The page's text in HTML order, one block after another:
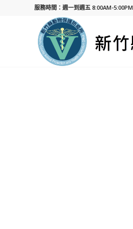
服務時間：週一到週五 8:00AM-5:00PM